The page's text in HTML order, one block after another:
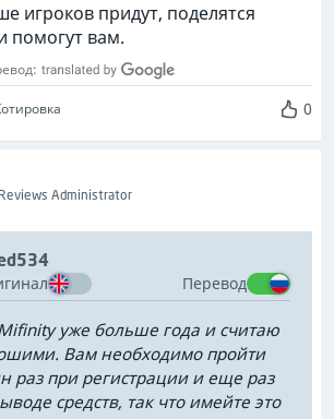
игроков придут, поделятся
помогут вам.
0
Administrator
Перевод
уже больше года и считаю
Вам необходимо пройти
раз при регистрации и еще раз
средств, так что имейте это